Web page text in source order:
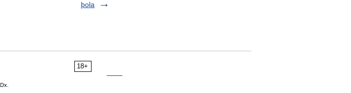
þola
18+